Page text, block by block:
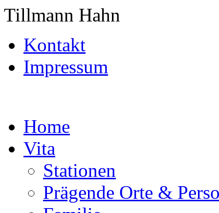
Tillmann Hahn
Kontakt
Impressum
Home
Vita
Stationen
Prägende Orte &